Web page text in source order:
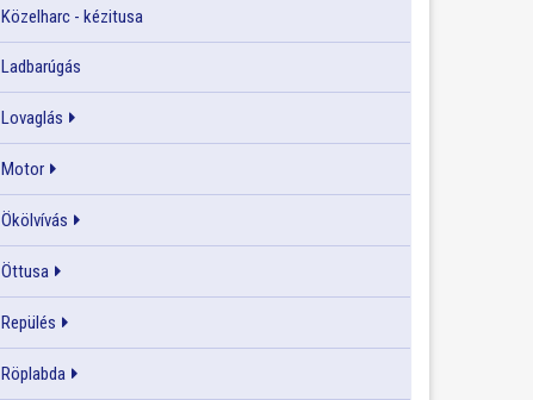
Közelharc - kézitusa
Ladbarúgás
Lovaglás
Motor
Ökölvívás
Öttusa
Repülés
Röplabda